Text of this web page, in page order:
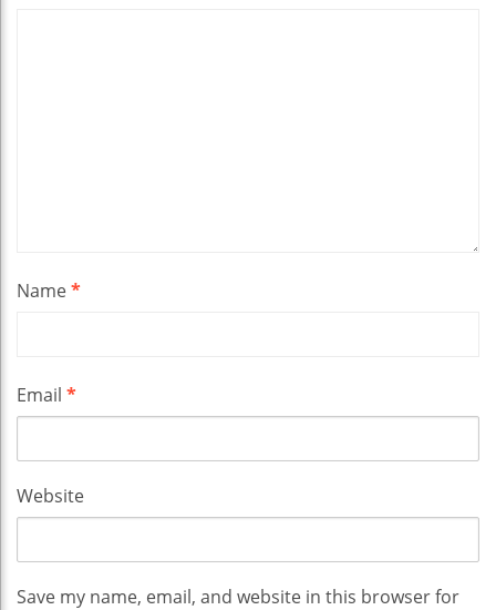
Name*
Email *
Website
Save my name, email, and website in this browser for